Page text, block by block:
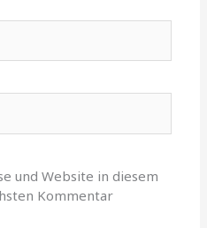
und Website in diesem
Kommentar